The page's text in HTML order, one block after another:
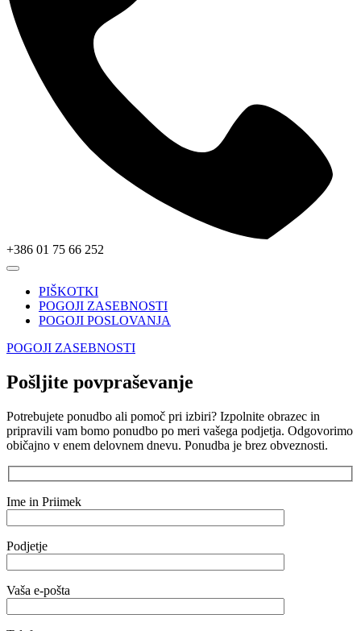
+386 01 75 66 252
PIŠKOTKI
POGOJI ZASEBNOSTI
POGOJI POSLOVANJA
POGOJI ZASEBNOSTI
Pošljite povpraševanje
Potrebujete ponudbo ali pomoč pri izbiri? Izpolnite obrazec in
pripravili vam bomo ponudbo po meri vašega podjetja. Odgovorimo
običajno v enem delovnem dnevu. Ponudba je brez obveznosti.
Ime in Priimek
Podjetje
Vaša e-pošta